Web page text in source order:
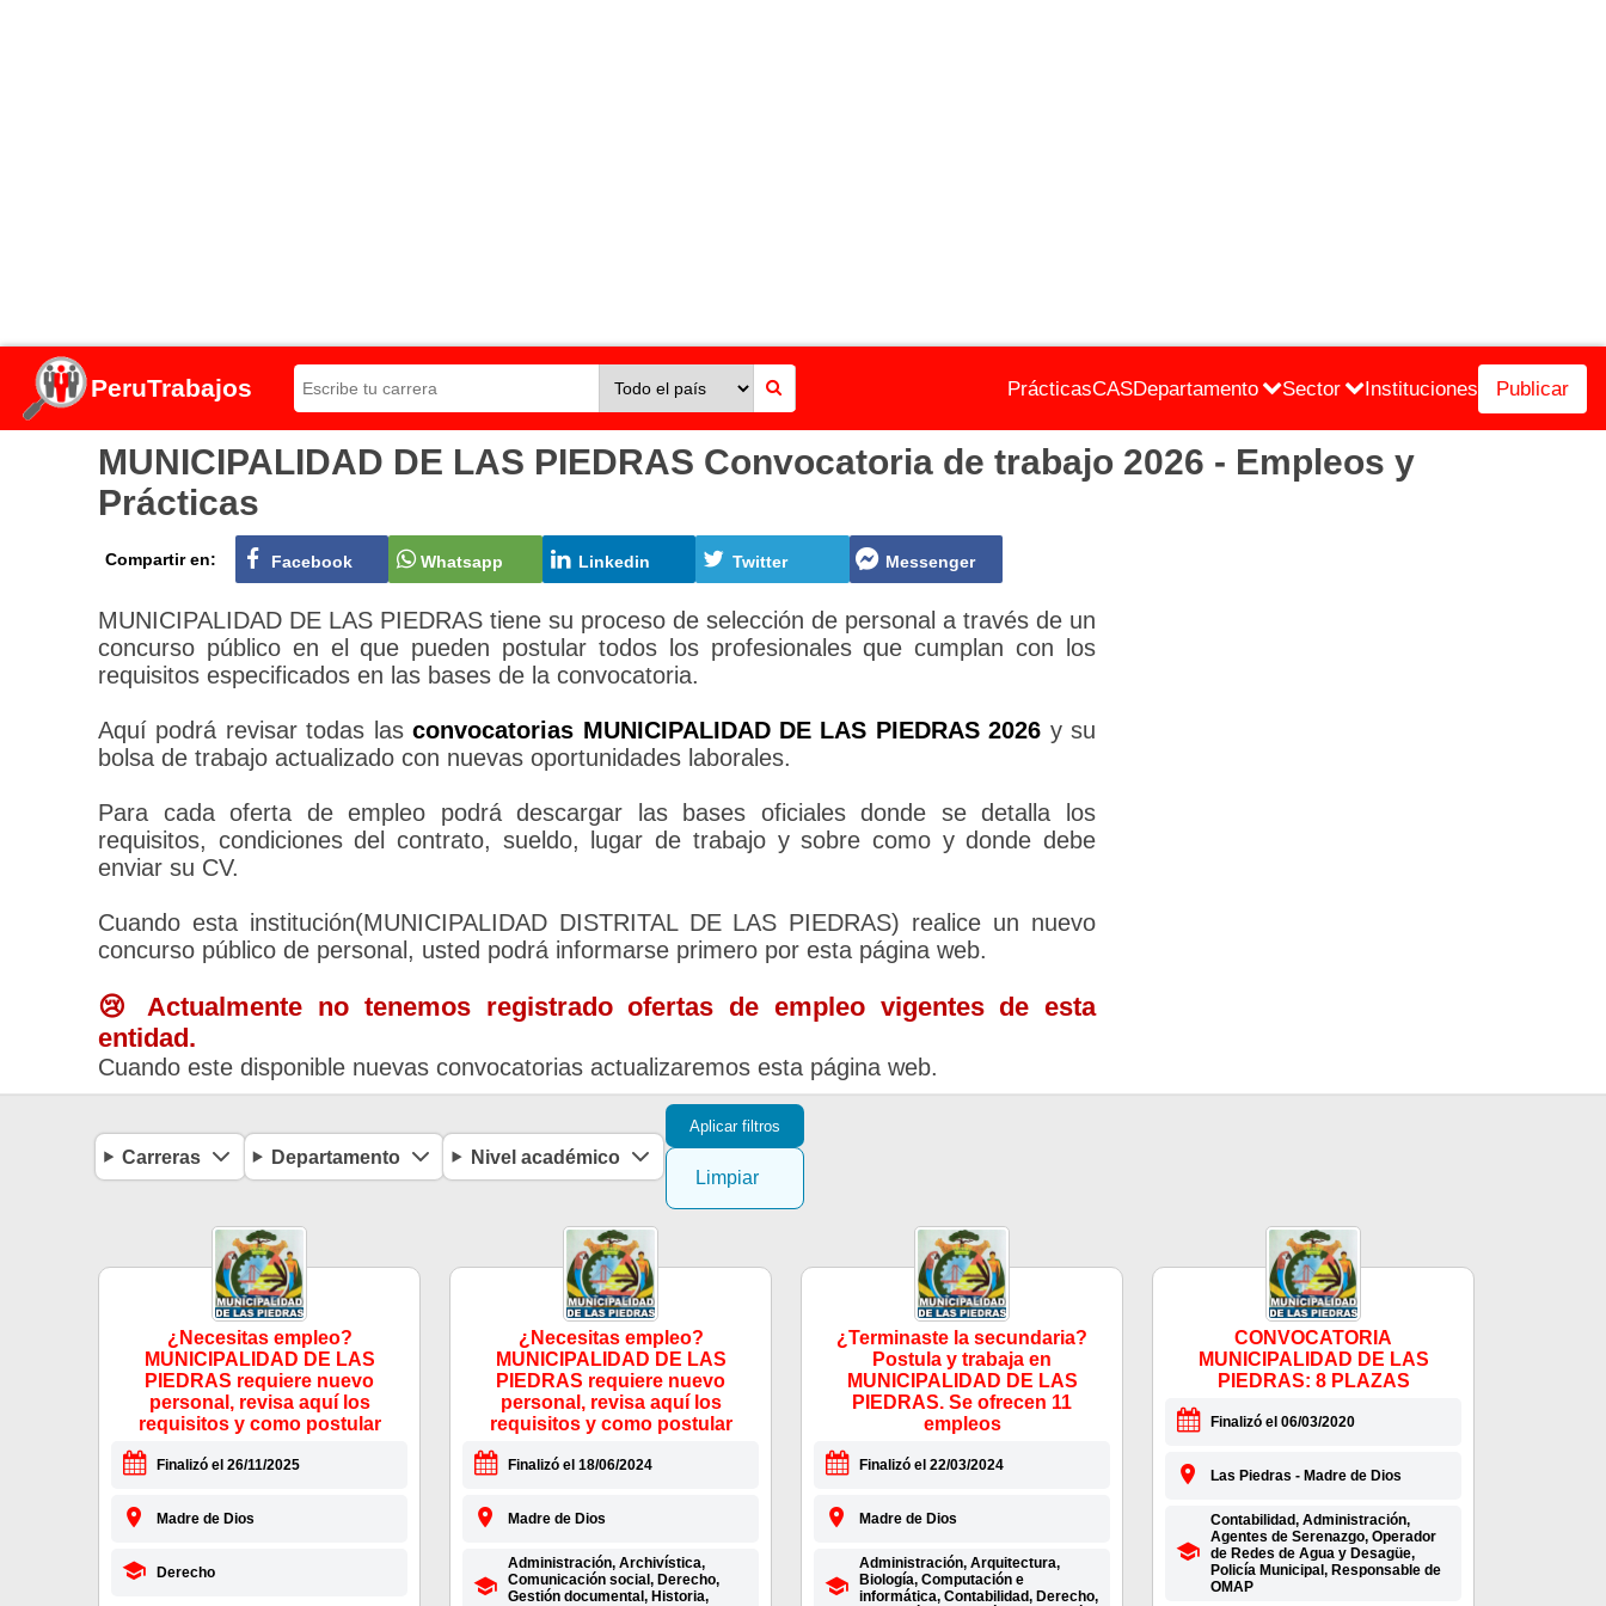
PeruTrabajos PrácticasCASDepartamento Sector Instituciones Publicar
MUNICIPALIDAD DE LAS PIEDRAS Convocatoria de trabajo 2026 - Empleos y
Prácticas
Compartir en: Facebook Whatsapp Linkedin Twitter Messenger
MUNICIPALIDAD DE LAS PIEDRAS tiene su proceso de selección de personal a través de un
concurso público en el que pueden postular todos los profesionales que cumplan con los
requisitos especificados en las bases de la convocatoria.
Aquí podrá revisar todas lasconvocatorias MUNICIPALIDAD DE LAS PIEDRAS 2026 y su
bolsa de trabajo actualizado con nuevas oportunidades laborales.
Para cada oferta de empleo podrá descargar las bases oficiales donde se detalla los
requisitos, condiciones del contrato, sueldo, lugar de trabajo y sobre como y donde debe
enviar su CV.
Cuando esta institución(MUNICIPALIDAD DISTRITAL DE LAS PIEDRAS) realice un nuevo
concurso público de personal, usted podrá informarse primero por esta página web.
😢 Actualmente no tenemos registrado ofertas de empleo vigentes de esta
entidad.
Cuando este disponible nuevas convocatorias actualizaremos esta página web.
Carreras Departamento Nivel académico
Aplicar filtros
Limpiar
¿Necesitas empleo?
MUNICIPALIDAD DE LAS
PIEDRAS requiere nuevo
personal, revisa aquí los
requisitos y como postular
Finalizó el 26/11/2025
Madre de Dios
Derecho
¿Necesitas empleo?
MUNICIPALIDAD DE LAS
PIEDRAS requiere nuevo
personal, revisa aquí los
requisitos y como postular
Finalizó el 18/06/2024
Madre de Dios
Administración, Archivística,
Comunicación social, Derecho,
Gestión documental, Historia,
¿Terminaste la secundaria?
Postula y trabaja en
MUNICIPALIDAD DE LAS
PIEDRAS. Se ofrecen 11
empleos
Finalizó el 22/03/2024
Madre de Dios
Administración, Arquitectura,
Biología, Computación e
informática, Contabilidad, Derecho,
CONVOCATORIA
MUNICIPALIDAD DE LAS
PIEDRAS: 8 PLAZAS
Finalizó el 06/03/2020
Las Piedras - Madre de Dios
Contabilidad, Administración,
Agentes de Serenazgo, Operador
de Redes de Agua y Desagüe,
Policía Municipal, Responsable de
OMAP